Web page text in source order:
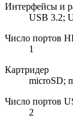
Интерфейсы и
USB 3.2;
Число портов
1
Картридер
microSD;
Число портов
2